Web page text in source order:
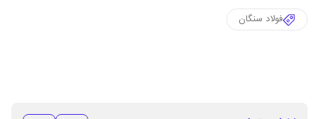
فولاد سنگان